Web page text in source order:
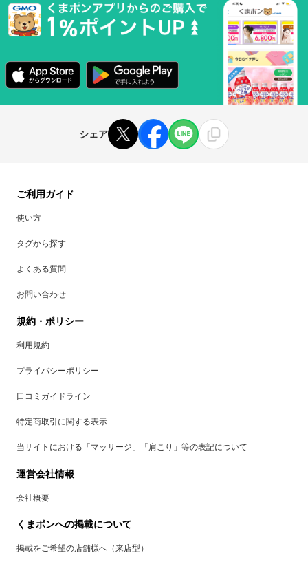
シェア
ご利用ガイド
使い方
タグから探す
よくある質問
お問い合わせ
規約・ポリシー
利用規約
プライバシーポリシー
口コミガイドライン
特定商取引に関する表示
当サイトにおける「マッサージ」「肩こり」等の表記について
運営会社情報
会社概要
くまポンへの掲載について
掲載をご希望の店舗様へ（来店型）